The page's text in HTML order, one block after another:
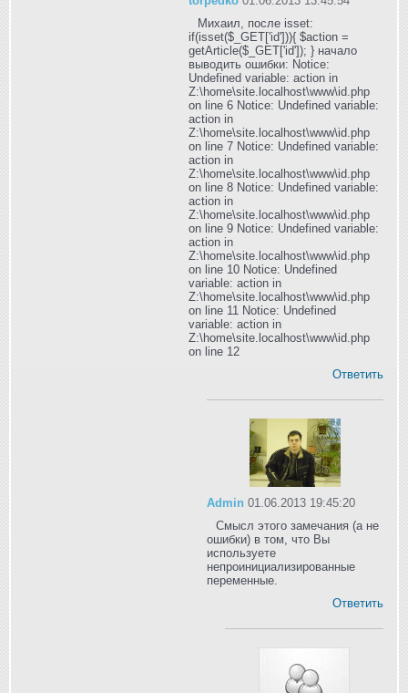
Михаил, после isset:
if(isset($_GET['id'])){ $action =
getArticle($_GET['id']); } начало
выводить ошибки: Notice:
Undefined variable: action in
Z:\home\site.localhost\www\id.php
on line 6 Notice: Undefined variable:
action in
Z:\home\site.localhost\www\id.php
on line 7 Notice: Undefined variable:
action in
Z:\home\site.localhost\www\id.php
on line 8 Notice: Undefined variable:
action in
Z:\home\site.localhost\www\id.php
on line 9 Notice: Undefined variable:
action in
Z:\home\site.localhost\www\id.php
on line 10 Notice: Undefined
variable: action in
Z:\home\site.localhost\www\id.php
on line 11 Notice: Undefined
variable: action in
Z:\home\site.localhost\www\id.php
on line 12
Ответить
Admin 01.06.2013 19:45:20
Смысл этого замечания (а не
ошибки) в том, что Вы
используете
непроинициализированные
переменные.
Ответить